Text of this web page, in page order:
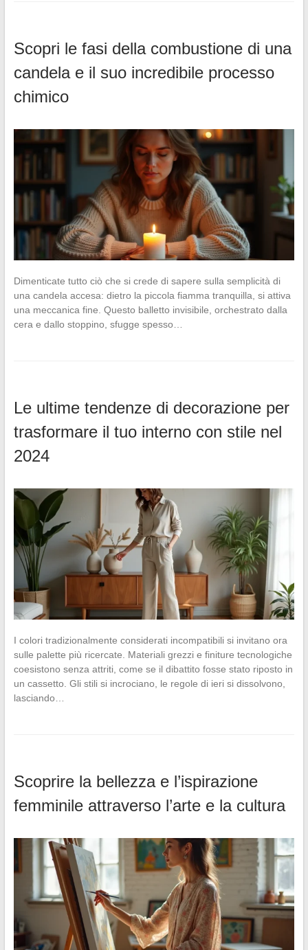
Scopri le fasi della combustione di una
candela e il suo incredibile processo
chimico
Dimenticate tutto ciò che si crede di sapere sulla semplicità di
una candela accesa: dietro la piccola fiamma tranquilla, si attiva
una meccanica fine. Questo balletto invisibile, orchestrato dalla
cera e dallo stoppino, sfugge spesso…
Le ultime tendenze di decorazione per
trasformare il tuo interno con stile nel
2024
I colori tradizionalmente considerati incompatibili si invitano ora
sulle palette più ricercate. Materiali grezzi e finiture tecnologiche
coesistono senza attriti, come se il dibattito fosse stato riposto in
un cassetto. Gli stili si incrociano, le regole di ieri si dissolvono,
lasciando…
Scoprire la bellezza e l’ispirazione
femminile attraverso l’arte e la cultura